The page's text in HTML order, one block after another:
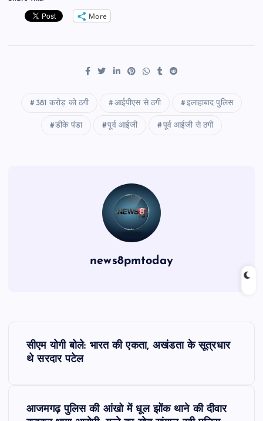
More
381 करोड़ को ठगी आईपीएस से ठगी इलाहाबाद पुलिस
डीके पंडा पूर्व आईजी पूर्व आईजी से ठगी
news8pmtoday
सीएम योगी बोले: भारत की एकता, अखंडता के सूत्रधार
थे सरदार पटेल
आजमगढ़ पुलिस की आंखो में धूल झोंक थाने की दीवार